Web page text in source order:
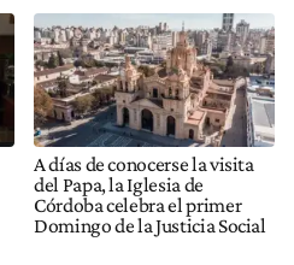
A días de conocerse la visita
del Papa, la Iglesia de
Córdoba celebra el primer
Domingo de la Justicia Social